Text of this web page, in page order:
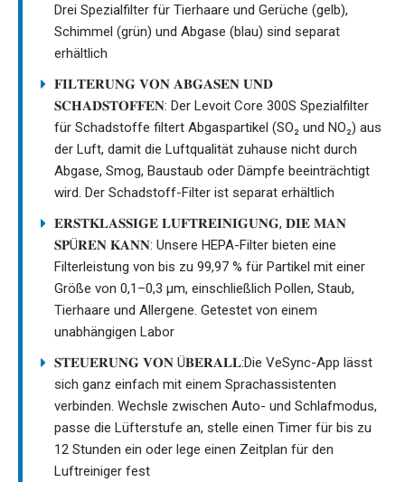
Drei Spezialfilter für Tierhaare und Gerüche (gelb),
Schimmel (grün) und Abgase (blau) sind separat
erhältlich
𝐅𝐈𝐋𝐓𝐄𝐑𝐔𝐍𝐆 𝐕𝐎𝐍 𝐀𝐁𝐆𝐀𝐒𝐄𝐍 𝐔𝐍𝐃
𝐒𝐂𝐇𝐀𝐃𝐒𝐓𝐎𝐅𝐅𝐄𝐍: Der Levoit Core 300S Spezialfilter
für Schadstoffe filtert Abgaspartikel (SO₂ und NO₂) aus
der Luft, damit die Luftqualität zuhause nicht durch
Abgase, Smog, Baustaub oder Dämpfe beeinträchtigt
wird. Der Schadstoff-Filter ist separat erhältlich
𝐄𝐑𝐒𝐓𝐊𝐋𝐀𝐒𝐒𝐈𝐆𝐄 𝐋𝐔𝐅𝐓𝐑𝐄𝐈𝐍𝐈𝐆𝐔𝐍𝐆, 𝐃𝐈𝐄 𝐌𝐀𝐍
𝐒𝐏Ü𝐑𝐄𝐍 𝐊𝐀𝐍𝐍: Unsere HEPA-Filter bieten eine
Filterleistung von bis zu 99,97 % für Partikel mit einer
Größe von 0,1–0,3 µm, einschließlich Pollen, Staub,
Tierhaare und Allergene. Getestet von einem
unabhängigen Labor
𝐒𝐓𝐄𝐔𝐄𝐑𝐔𝐍𝐆 𝐕𝐎𝐍 Ü𝐁𝐄𝐑𝐀𝐋𝐋:Die VeSync-App lässt
sich ganz einfach mit einem Sprachassistenten
verbinden. Wechsle zwischen Auto- und Schlafmodus,
passe die Lüfterstufe an, stelle einen Timer für bis zu
12 Stunden ein oder lege einen Zeitplan für den
Luftreiniger fest